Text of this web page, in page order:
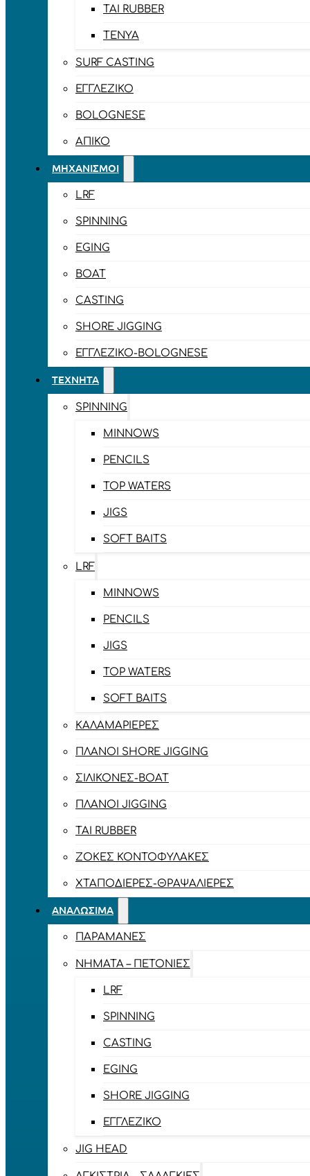
TAI RUBBER
TENYA
SURF CASTING
ΕΓΓΛΈΖΙΚΟ
BOLOGNESE
ΑΠΊΚΟ
ΜΗΧΑΝΙΣΜΟΊ
LRF
SPINNING
EGING
BOAT
CASTING
SHORE JIGGING
ΕΓΓΛΈΖΙΚΟ-BOLOGNESE
ΤΕΧΝΗΤΆ
SPINNING
MINNOWS
PENCILS
TOP WATERS
JIGS
SOFT BAITS
LRF
MINNOWS
PENCILS
JIGS
TOP WATERS
SOFT BAITS
ΚΑΛΑΜΑΡΙΈΡΕΣ
ΠΛΆΝΟΙ SHORE JIGGING
ΣΙΛΙΚΌΝΕΣ-BOAT
ΠΛΆΝΟΙ JIGGING
TAI RUBBER
ΖΌΚΕΣ ΚΟΝΤΟΦΎΛΑΚΕΣ
ΧΤΑΠΟΔΙΈΡΕΣ-ΘΡΑΨΑΛΙΈΡΕΣ
ΑΝΑΛΏΣΙΜΑ
ΠΑΡΑΜΆΝΕΣ
ΝΉΜΑΤΑ – ΠΕΤΟΝΙΈΣ
LRF
SPINNING
CASTING
EGING
SHORE JIGGING
ΕΓΓΛΈΖΙΚΟ
JIG HEAD